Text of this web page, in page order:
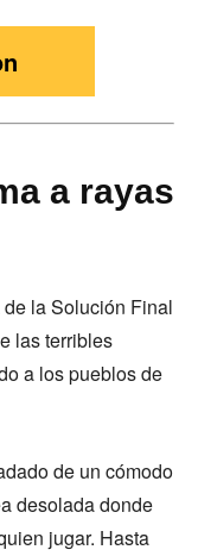
a rayas
la Solución Final
las terribles
a los pueblos de
de un cómodo
desolada donde
jugar. Hasta